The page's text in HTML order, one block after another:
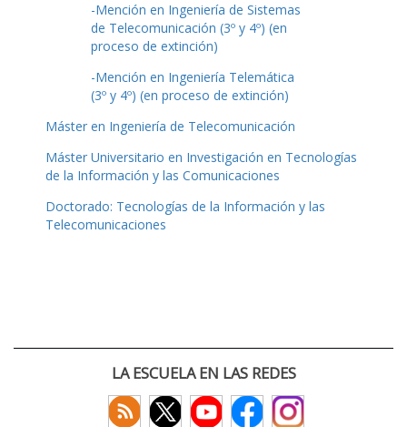
-Mención en Ingeniería de Sistemas
de Telecomunicación (3º y 4º) (en
proceso de extinción)
-Mención en Ingeniería Telemática
(3º y 4º) (en proceso de extinción)
Máster en Ingeniería de Telecomunicación
Máster Universitario en Investigación en Tecnologías
de la Información y las Comunicaciones
Doctorado: Tecnologías de la Información y las
Telecomunicaciones
LA ESCUELA EN LAS REDES